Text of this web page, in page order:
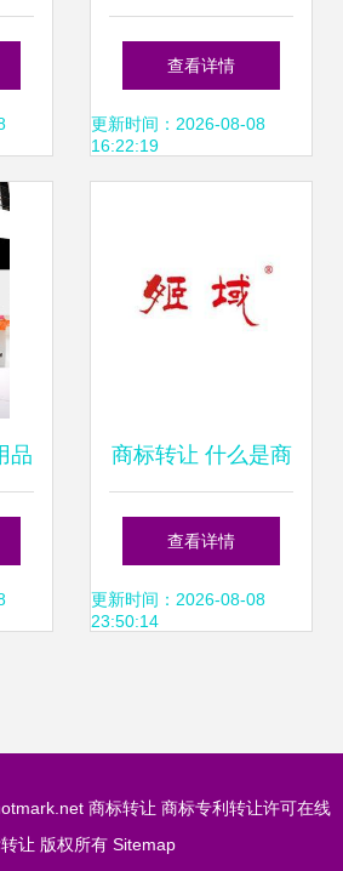
可 如何选择适合自
己的方式
查看详情
更新时间：2026-08-08
16:22:19
品 商标转让 什么是商
标转让以及如何进
行
查看详情
更新时间：2026-08-08
23:50:14
商标转让 商标专利转让许可在线
让 版权所有 Sitemap